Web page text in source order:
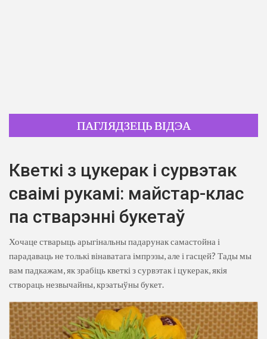
ПАГЛЯДЗЕЦЬ ВІДЭА
Кветкі з цукерак і сурвэтак
сваімі рукамі: майстар-клас
па стварэнні букетаў
Хочаце стварыць арыгінальны падарунак самастойна і
парадаваць не толькі вінаватага імпрэзы, але і гасцей? Тады мы
вам падкажам, як зрабіць кветкі з сурвэтак і цукерак, якія
створаць незвычайны, крэатыўны букет.